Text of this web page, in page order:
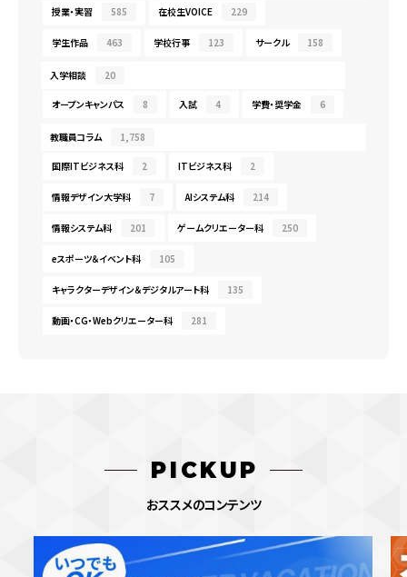
授業・実習 585 在校生VOICE 229
学生作品 463 学校行事 123 サークル 158
入学相談 20
オープンキャンパス 8 入試 4 学費・奨学金 6
教職員コラム 1,758
国際ITビジネス科 2 ITビジネス科 2
情報デザイン大学科 7 AIシステム科 214
情報システム科 201 ゲームクリエーター科 250
eスポーツ＆イベント科 105
キャラクターデザイン＆デジタルアート科 135
動画・CG・Webクリエーター科 281
PICKUP
おススメのコンテンツ